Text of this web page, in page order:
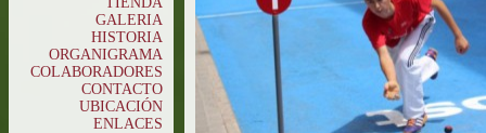
GALERIA
HISTORIA
ORGANIGRAMA
COLABORADORES
CONTACTO
UBICACIÓN
ENLACES